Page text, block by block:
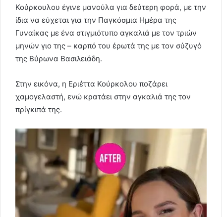
Κούρκουλου έγινε μανούλα για δεύτερη φορά, με την
ίδια να εύχεται για την Παγκόσμια Ημέρα της
Γυναίκας με ένα στιγμιότυπο αγκαλιά με τον τριών
μηνών γιο της – καρπό του έρωτά της με τον σύζυγό
της Βύρωνα Βασιλειάδη.
Στην εικόνα, η Εριέττα Κούρκολου ποζάρει
χαμογελαστή, ενώ κρατάει στην αγκαλιά της τον
πρίγκιπά της.